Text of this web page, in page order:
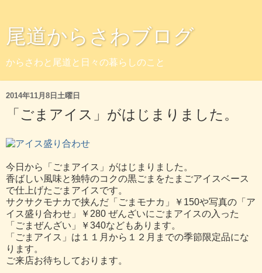
尾道からさわブログ
からさわと尾道と日々の暮らしのこと
2014年11月8日土曜日
「ごまアイス」がはじまりました。
今日から「ごまアイス」がはじまりました。
香ばしい風味と独特のコクの黒ごまをたまごアイスベース
で仕上げたごまアイスです。
サクサクモナカで挟んだ「ごまモナカ」￥150や写真の「ア
イス盛り合わせ」￥280 ぜんざいにごまアイスの入った
「ごまぜんざい」￥340などもあります。
「ごまアイス」は１１月から１２月までの季節限定品にな
ります。
ご来店お待ちしております。